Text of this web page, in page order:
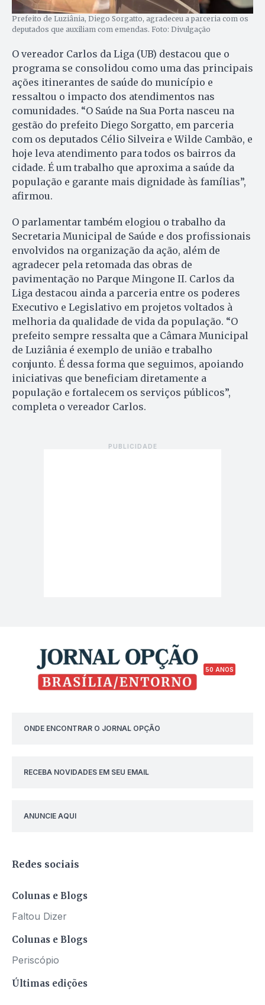
Prefeito de Luziânia, Diego Sorgatto, agradeceu a parceria com os
deputados que auxiliam com emendas. Foto: Divulgação
O vereador Carlos da Liga (UB) destacou que o
programa se consolidou como uma das principais
ações itinerantes de saúde do município e
ressaltou o impacto dos atendimentos nas
comunidades. “O Saúde na Sua Porta nasceu na
gestão do prefeito Diego Sorgatto, em parceria
com os deputados Célio Silveira e Wilde Cambão, e
hoje leva atendimento para todos os bairros da
cidade. É um trabalho que aproxima a saúde da
população e garante mais dignidade às famílias”,
afirmou.
O parlamentar também elogiou o trabalho da
Secretaria Municipal de Saúde e dos profissionais
envolvidos na organização da ação, além de
agradecer pela retomada das obras de
pavimentação no Parque Mingone II. Carlos da
Liga destacou ainda a parceria entre os poderes
Executivo e Legislativo em projetos voltados à
melhoria da qualidade de vida da população. “O
prefeito sempre ressalta que a Câmara Municipal
de Luziânia é exemplo de união e trabalho
conjunto. É dessa forma que seguimos, apoiando
iniciativas que beneficiam diretamente a
população e fortalecem os serviços públicos”,
completa o vereador Carlos.
50 ANOS
ONDE ENCONTRAR O JORNAL OPÇÃO
RECEBA NOVIDADES EM SEU EMAIL
ANUNCIE AQUI
Redes sociais
Colunas e Blogs
Faltou Dizer
Colunas e Blogs
Periscópio
Últimas edições